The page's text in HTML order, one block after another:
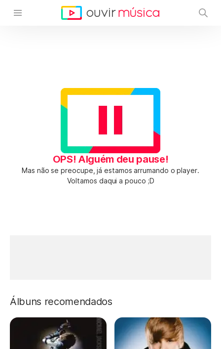
OPS! Alguém deu pause!
Mas não se preocupe, já estamos arrumando o player.
Voltamos daqui a pouco ;D
Álbuns recomendados